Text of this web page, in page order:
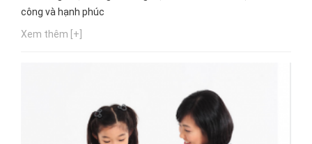
công và hạnh phúc
Xem thêm [+]